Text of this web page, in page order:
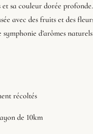
et sa couleur dorée
avec des fruits et des
d’arômes
récoltés
de 10km